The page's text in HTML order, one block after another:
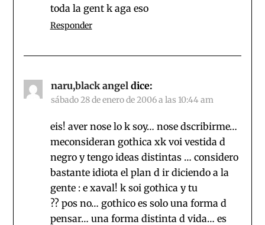
toda la gent k aga eso
Responder
naru,black angel dice:
sábado 28 de enero de 2006 a las 10:44 am
eis! aver nose lo k soy… nose dscribirme…
meconsideran gothica xk voi vestida d
negro y tengo ideas distintas … considero
bastante idiota el plan d ir diciendo a la
gente : e xaval! k soi gothica y tu
?? pos no… gothico es solo una forma d
pensar… una forma distinta d vida… es